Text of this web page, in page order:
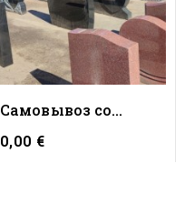
Cамовывоз со
0,00 €